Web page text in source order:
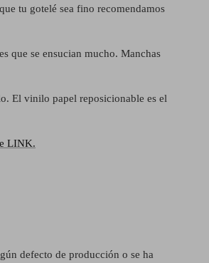
tu gotelé sea fino recomendamos
que se ensucian mucho. Manchas
El vinilo papel reposicionable es el
LINK.
defecto de producción o se ha